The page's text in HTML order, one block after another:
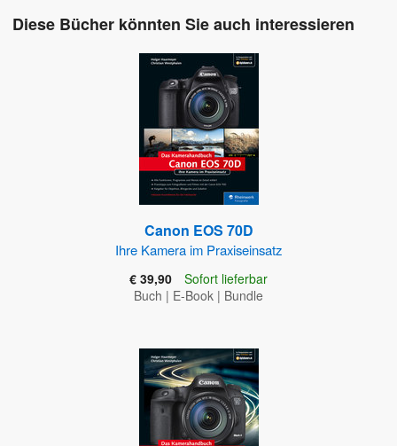
Diese Bücher könnten Sie auch interessieren
Canon EOS 70D
Ihre Kamera im Praxiseinsatz
€ 39,90
Sofort lieferbar
Buch | E-Book | Bundle